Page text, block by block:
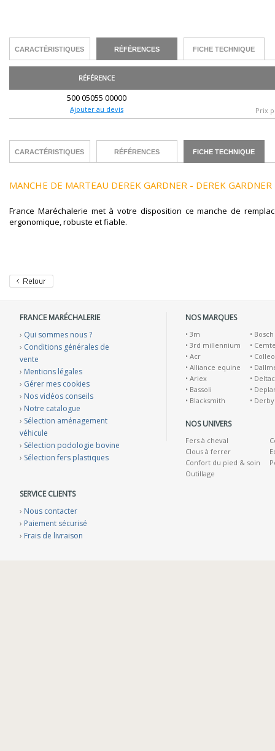
CARACTÉRISTIQUES RÉFÉRENCES FICHE TECHNIQUE
RÉFÉRENCE
500 05055 00000
Ajouter au devis Prix
CARACTÉRISTIQUES RÉFÉRENCES FICHE TECHNIQUE
MANCHE DE MARTEAU DEREK GARDNER - DEREK GARDNER
France Maréchalerie met à votre disposition ce manche de
ergonomique, robuste et fiable.
FRANCE MARÉCHALERIE
› Qui sommes nous ?
› Conditions générales de
vente
› Mentions légales
› Gérer mes cookies
› Nos vidéos conseils
› Notre catalogue
› Sélection aménagement
véhicule
› Sélection podologie bovine
› Sélection fers plastiques
SERVICE CLIENTS
› Nous contacter
› Paiement sécurisé
› Frais de livraison
NOS MARQUES
• 3m
• 3rd millennium
• Acr
• Alliance equine
• Ariex
• Bassoli
• Blacksmith
• Bosch
•
•
•
•
•
• Derby
NOS UNIVERS
Fers à cheval
Clous à ferrer
Confort du pied & soin
Outillage